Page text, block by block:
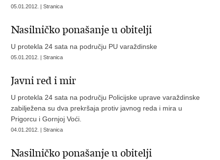
05.01.2012. | Stranica
Nasilničko ponašanje u obitelji
U protekla 24 sata na području PU varaždinske
05.01.2012. | Stranica
Javni red i mir
U protekla 24 sata na području Policijske uprave varaždinske
zabilježena su dva prekršaja protiv javnog reda i mira u
Prigorcu i Gornjoj Voći.
04.01.2012. | Stranica
Nasilničko ponašanje u obitelji